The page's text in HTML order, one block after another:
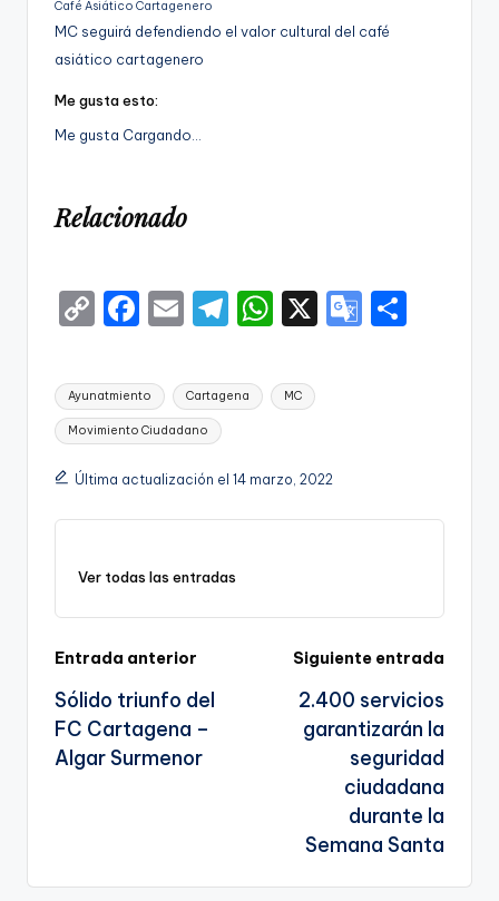
Café Asiático Cartagenero
MC seguirá defendiendo el valor cultural del café
asiático cartagenero
Me gusta esto:
Me gusta Cargando…
Relacionado
C
p
y
Li
n
k
F
c
e
b
o
o
E
ai
l
T
e
gr
m
W
a
ts
p
p
X
G
a
a
te
Etiquetas:
Ayunatmiento Cartagena MC
Movimiento Ciudadano
Última actualización el 14 marzo, 2022
Ver todas las entradas
Navegación
de
entradas
Entrada anterior
Sólido triunfo del
FC Cartagena –
Algar Surmenor
Siguiente entrada
2.400 servicios
garantizarán la
seguridad
ciudadana
durante la
Semana Santa